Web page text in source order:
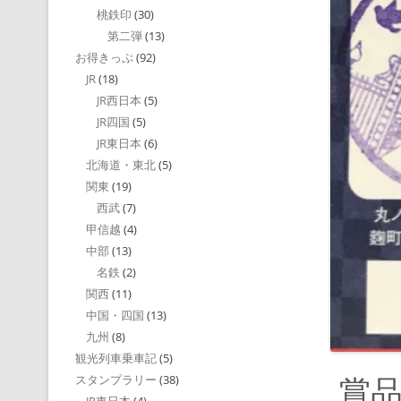
賞
桃鉄印 (30)
第二弾(13)
お得きっぷ(92)
JR(18)
JR西日本 (5)
JR四国 (5)
JR東日本 (6)
北海道・東北(5)
関東 (19)
西武(7)
甲信越 (4)
中部 (13)
名鉄 (2)
関西(11)
中国・四国 (13)
九州 (8)
観光列車乗車記(5)
スタンプラリー (38)